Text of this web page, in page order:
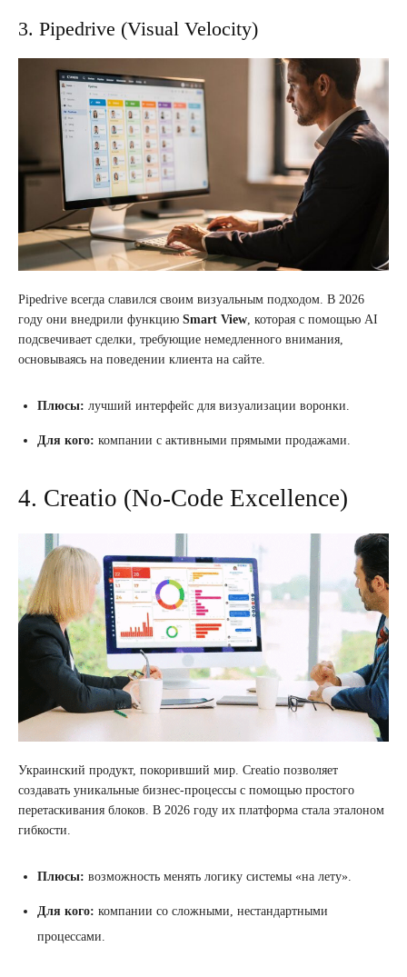
3. Pipedrive (Visual Velocity)
Pipedrive всегда славился своим визуальным подходом. В 2026
году они внедрили функцию Smart View , которая с помощью AI
подсвечивает сделки, требующие немедленного внимания,
основываясь на поведении клиента на сайте.
Плюсы: лучший интерфейс для визуализации воронки.
Для кого: компании с активными прямыми продажами.
4. Creatio (No-Code Excellence)
Украинский продукт, покоривший мир. Creatio позволяет
создавать уникальные бизнес-процессы с помощью простого
перетаскивания блоков. В 2026 году их платформа стала эталоном
гибкости.
Плюсы: возможность менять логику системы «на лету».
Для кого: компании со сложными, нестандартными
процессами.